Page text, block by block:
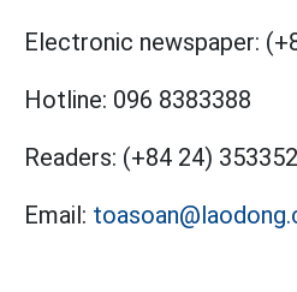
Electronic newspaper:
Hotline: 096 8383388
Readers: (+84 24)
Email: